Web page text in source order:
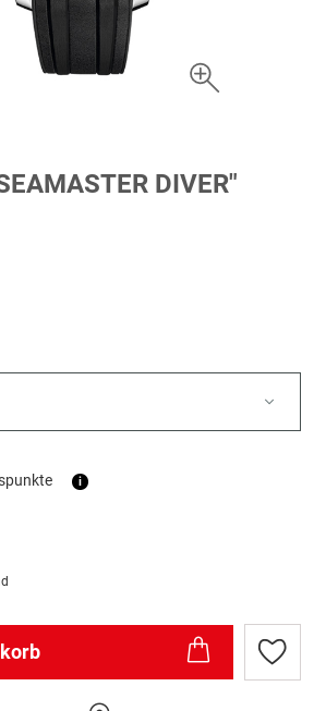
DIVER"
i
Zur